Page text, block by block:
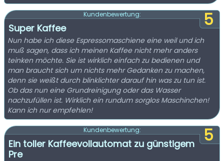
5
Kundenbewertung:
Super Kaffee
Nun habe ich diese Espressomaschiene eine weil und ich
muß sagen, dass ich meinen Kaffee nicht mehr anders
teinken möchte. Sie ist wirklich einfach zu bedienen und
man braucht sich um nichts mehr Gedanken zu machen,
denn sie weißt durch blinklichter darauf hin was zu tun ist.
Ob das nun eine Grundreinigung oder das Wasser
nachzufüllen ist. Wirklich ein rundum sorglos Maschinchen!
Kann ich nur empfehlen!
5
Kundenbewertung:
Ein toller Kaffeevollautomat zu günstigem
Pre